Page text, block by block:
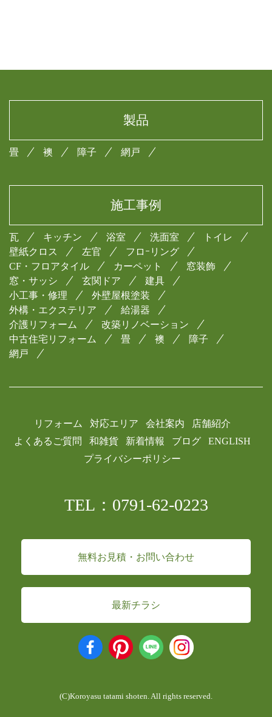
製品
畳 襖 障子 網戸
施工事例
瓦 キッチン 浴室 洗面室
トイレ
壁紙クロス
左官
フロｰリング
CF・フロアタイル
カーペット
窓装飾
窓・サッシ
玄関ドア
建具
小工事・修理
外壁屋根塗装
外構・エクステリア
給湯器
介護リフォーム
改築リノベーション
中古住宅リフォーム
畳 襖
障子
網戸
リフォーム 対応エリア 会社案内
店舗紹介
よくあるご質問
和雑貨 新着情報 ブログ
ENGLISH
プライバシーポリシー
TEL：0791-62-0223
無料お見積・お問い合わせ
最新チラシ
(C)Koroyasu tatami shoten. All rights reserved.